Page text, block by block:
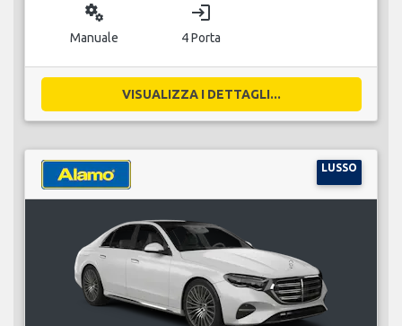
miscellaneous_services
Manuale
login
4 Porta
VISUALIZZA I DETTAGLI...
LUSSO